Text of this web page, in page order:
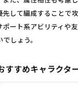
先して編成することで
ポート系アビリティや
でしょう。
すすめキャラクタ